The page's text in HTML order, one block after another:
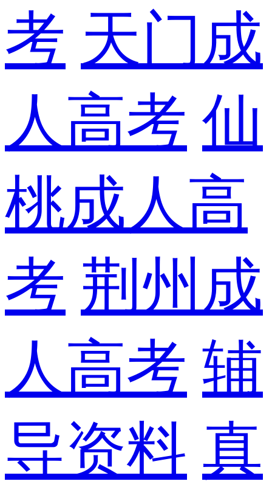
考 天门成
人高考 仙
桃成人高
考 荆州成
人高考 辅
导资料 真